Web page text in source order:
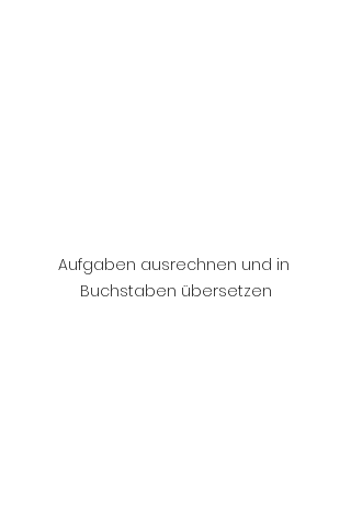
Aufgaben ausrechnen und in
Buchstaben übersetzen